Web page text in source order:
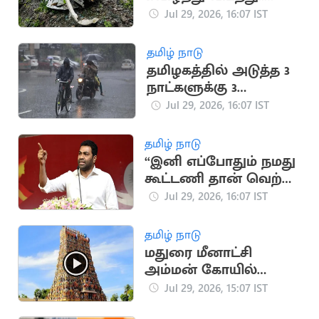
பச்சிளம் குழந்தை
Jul 29, 2026, 16:07 IST
தமிழ் நாடு
தமிழகத்தில் அடுத்த 3
நாட்களுக்கு 3
மாவட்டங்களில்
Jul 29, 2026, 16:07 IST
தமிழ் நாடு
“இனி எப்போதும் நமது
கூட்டணி தான் வெற்றி
பெறும்”.. அமைச்சர்
Jul 29, 2026, 16:07 IST
தமிழ் நாடு
மதுரை மீனாட்சி
அம்மன் கோயில்
நிலமோசடி.. 19 பேர்
Jul 29, 2026, 15:07 IST